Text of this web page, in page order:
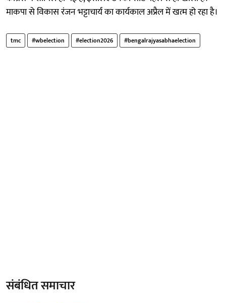
माकपा से विकास रंजन भट्टाचार्य का कार्यकाल अप्रैल में खत्म हो रहा है।
tmc #wbelection #election2026 #bengalrajyasabhaelection
संबंधित समाचार